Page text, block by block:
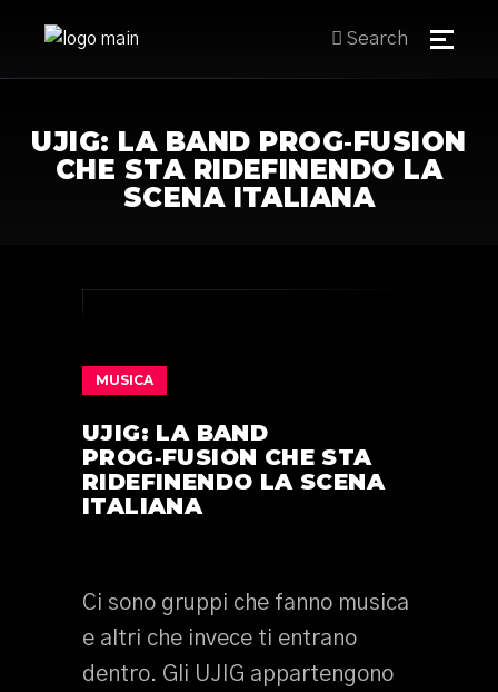
Search
UJIG: LA BAND PROG‑FUSION
CHE STA RIDEFINENDO LA
SCENA ITALIANA
MUSICA
UJIG: LA BAND
PROG‑FUSION CHE STA
RIDEFINENDO LA SCENA
ITALIANA
Ci sono gruppi che fanno musica
e altri che invece ti entrano
dentro. Gli UJIG appartengono